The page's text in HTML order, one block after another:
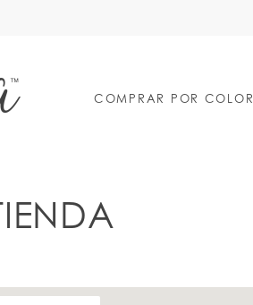
COMPRAR POR COLOR